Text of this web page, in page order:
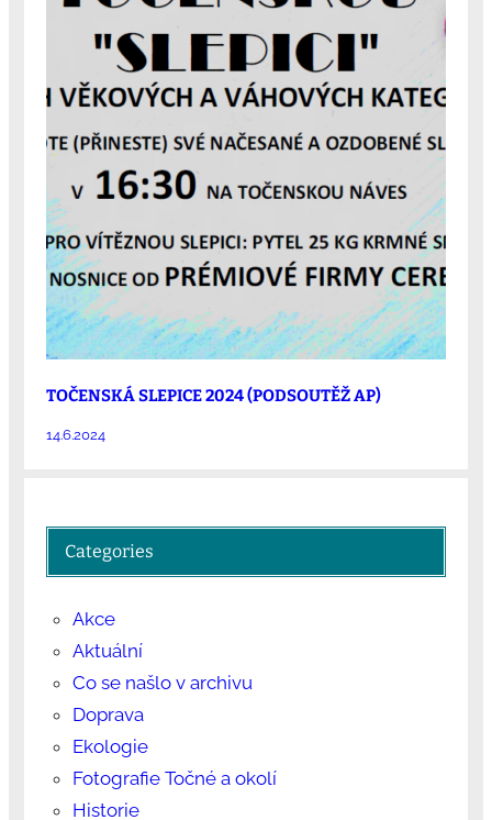
TOČENSKÁ SLEPICE 2024 (PODSOUTĚŽ AP)
14.6.2024
Categories
Akce
Aktuální
Co se našlo v archivu
Doprava
Ekologie
Fotografie Točné a okolí
Historie